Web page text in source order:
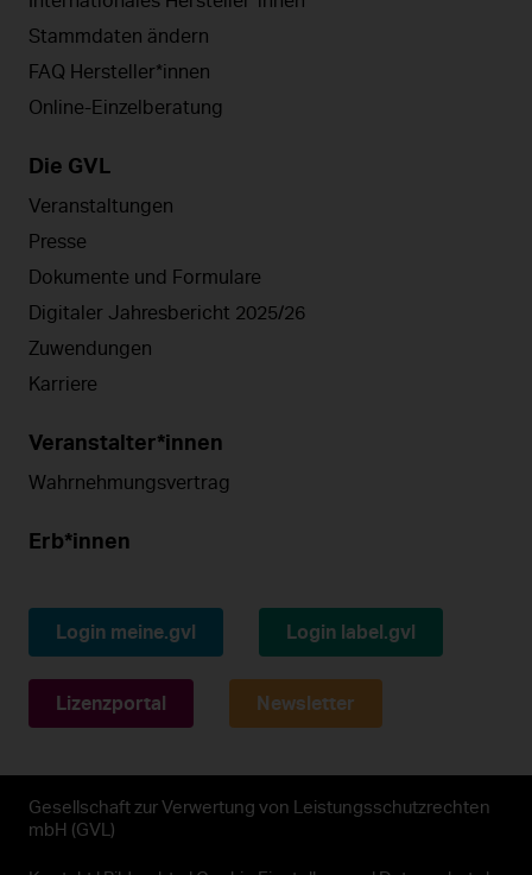
Stammdaten ändern
FAQ Hersteller*innen
Online-Einzelberatung
Die GVL
Veranstaltungen
Presse
Dokumente und Formulare
Digitaler Jahresbericht 2025/26
Zuwendungen
Karriere
Veranstalter*innen
Wahrnehmungsvertrag
Erb*innen
Login meine.gvl Login label.gvl
Lizenzportal Newsletter
Gesellschaft zur Verwertung von Leistungsschutzrechten
mbH (GVL)